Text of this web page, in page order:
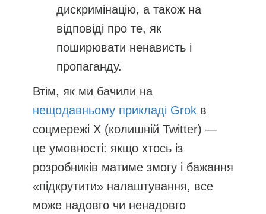
дискримінацію, а також на
відповіді про те, як
поширювати ненависть і
пропаганду.
Втім, як ми бачили на
нещодавньому прикладі Grok в
соцмережі Х (колишній Twitter) —
це умовності: якщо хтось із
розробників матиме змогу і бажання
«підкрутити» налаштування, все
може надовго чи ненадовго